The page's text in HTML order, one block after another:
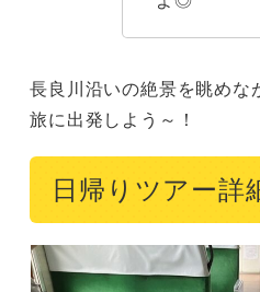
長良川沿いの絶景を眺めな
旅に出発しよう～！
日帰りツアー詳